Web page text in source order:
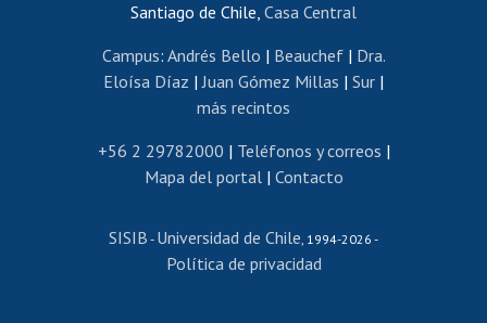
Certificado de renta honorarios
Editar páginas blancas
Extranjeras/os
Revalidación y reconocimiento de títulos
Postulación al Programa de Movilidad Estudiantil
Cursos de español
Santiago de Chile, Casa Central
Campus: Andrés Bello | Beauchef| Dra.
Eloísa Díaz |Juan Gómez Millas | Sur |
más recintos
+56 2 29782000 | Teléfonos y correos |
Mapa del portal| Contacto
SISIB - Universidad de Chile, 1994-2026 -
Política de privacidad